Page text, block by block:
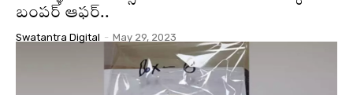
బంపర్ ఆఫర్..
Swatantra Digital - May 29, 2023